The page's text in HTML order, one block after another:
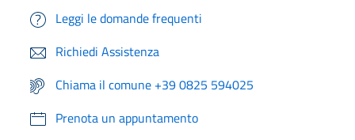
Leggi le domande frequenti
Richiedi Assistenza
Chiama il comune +39 0825 594025
Prenota un appuntamento